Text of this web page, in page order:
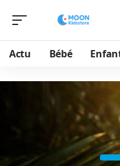
Actu Bébé